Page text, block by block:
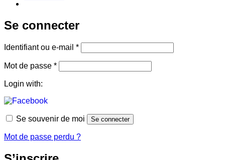
Se connecter
Identifiant ou e-mail *Obligatoire
Mot de passe *Obligatoire
Login with:
Se souvenir de moi Se connecter
Mot de passe perdu ?